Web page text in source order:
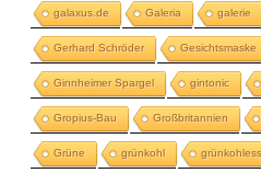
galaxus.de Galeria galerie
Gerhard Schröder Gesichtsmaske
Ginnheimer Spargel gintonic
Gropius-Bau Großbritannien
Grüne grünkohl